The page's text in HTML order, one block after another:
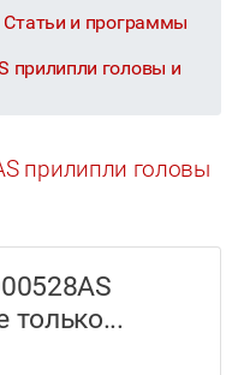
Статьи и программы
прилипли головы и
прилипли головы
только...